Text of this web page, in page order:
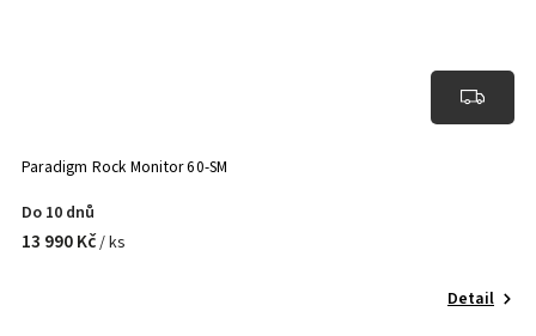
Paradigm Rock Monitor 60-SM
Do 10 dnů
13 990 Kč/ ks
Detail